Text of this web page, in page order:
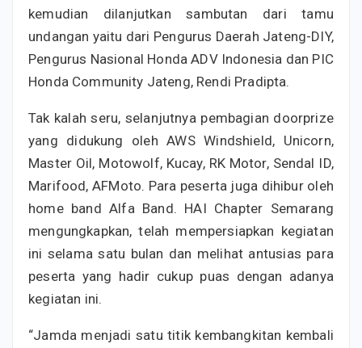
kemudian dilanjutkan sambutan dari tamu
undangan yaitu dari Pengurus Daerah Jateng-DIY,
Pengurus Nasional Honda ADV Indonesia dan PIC
Honda Community Jateng, Rendi Pradipta.
Tak kalah seru, selanjutnya pembagian doorprize
yang didukung oleh AWS Windshield, Unicorn,
Master Oil, Motowolf, Kucay, RK Motor, Sendal ID,
Marifood, AFMoto. Para peserta juga dihibur oleh
home band Alfa Band. HAI Chapter Semarang
mengungkapkan, telah mempersiapkan kegiatan
ini selama satu bulan dan melihat antusias para
peserta yang hadir cukup puas dengan adanya
kegiatan ini.
“Jamda menjadi satu titik kembangkitan kembali